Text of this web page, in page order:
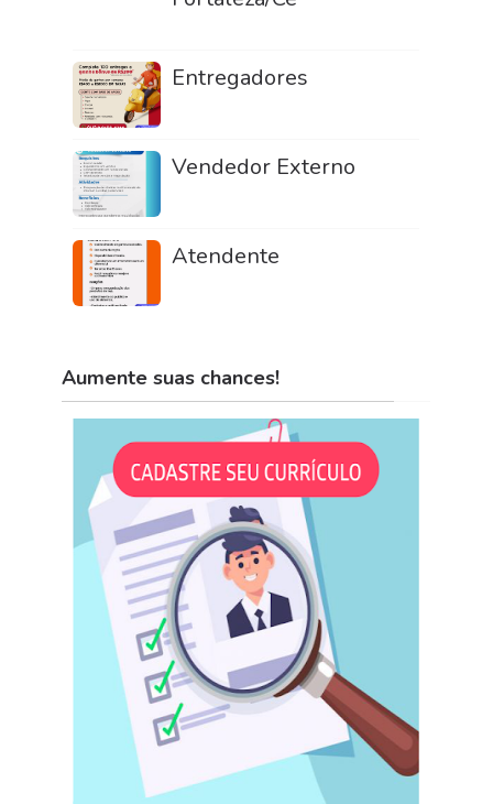
Entregadores
Vendedor Externo
Atendente
Aumente suas chances!